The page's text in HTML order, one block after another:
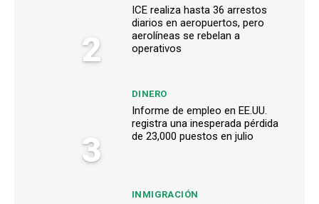
2
ICE realiza hasta 36 arrestos
diarios en aeropuertos, pero
aerolíneas se rebelan a
operativos
3
DINERO
Informe de empleo en EE.UU.
registra una inesperada pérdida
de 23,000 puestos en julio
INMIGRACIÓN